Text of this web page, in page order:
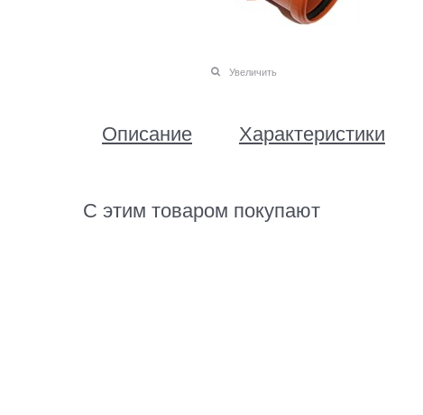
Увеличить
Описание Характеристики
С этим товаром покупают